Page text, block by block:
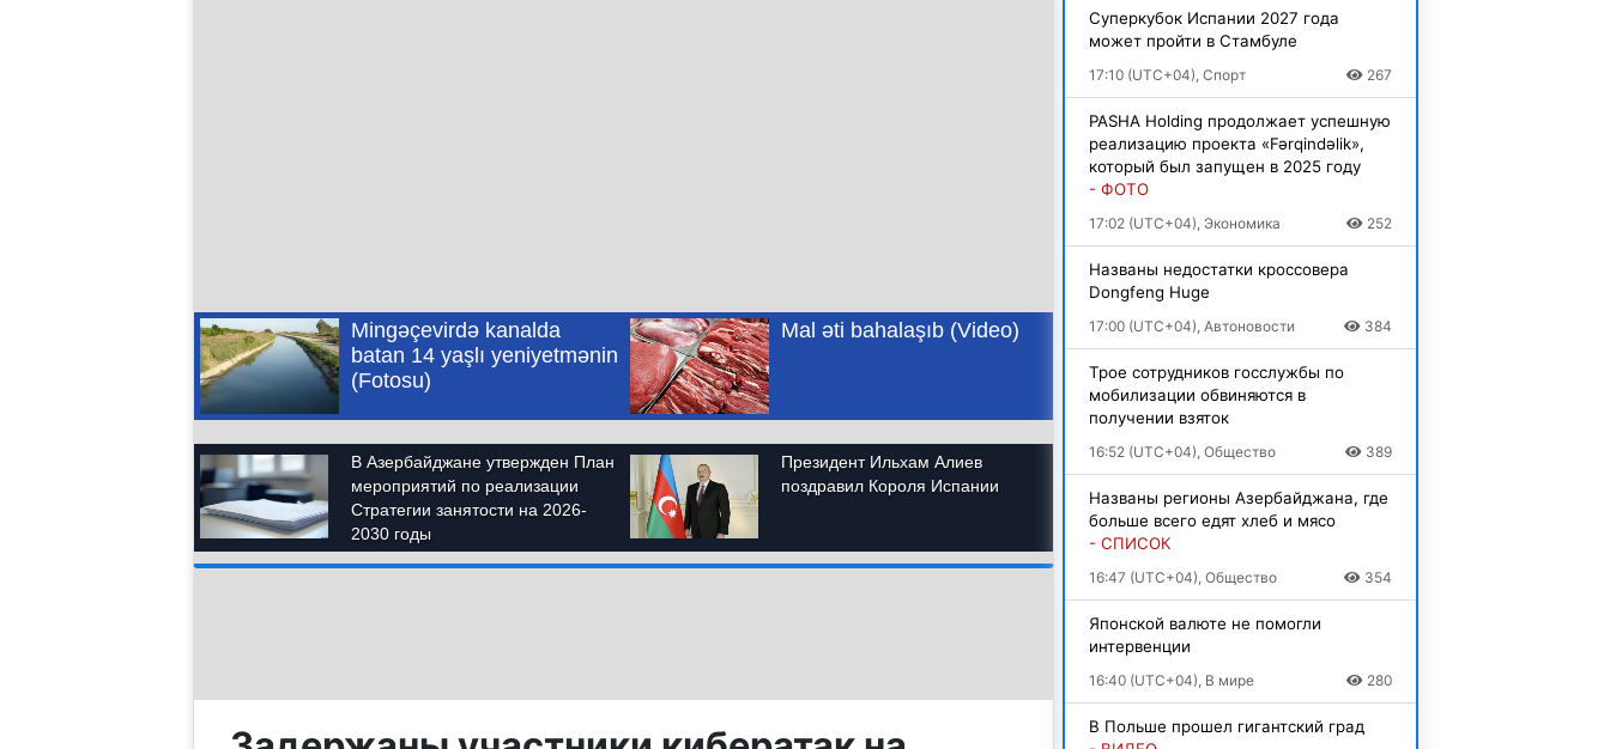
Суперкубок Испании 2027 года
может пройти в Стамбуле
17:10 (UTC+04), Спорт 267
PASHA Holding продолжает успешную
реализацию проекта «Fərqindəlik»,
который был запущен в 2025 году
- ФОТО
17:02 (UTC+04), Экономика 252
Названы недостатки кроссовера
Dongfeng Huge
17:00 (UTC+04), Автоновости 384
Трое сотрудников госслужбы по
мобилизации обвиняются в
получении взяток
16:52 (UTC+04), Общество 389
Названы регионы Азербайджана, где
больше всего едят хлеб и мясо
- СПИСОК
16:47 (UTC+04), Общество 354
Японской валюте не помогли
интервенции
16:40 (UTC+04), В мире 280
В Польше прошел гигантский град